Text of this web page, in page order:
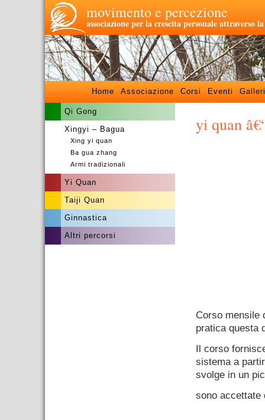
movimento e percezione
associazione per la crescita personale attraverso
Home Associazione Corsi Eventi
Qi Gong
Xingyi – Bagua
Xing yi quan
Ba gua zhang
Armi tradizionali
Yi Quan
Taiji Quan
Ginnastica
Altri percorsi
yi quan
Corso mensile
pratica questa
Il corso
sistema a
svolge in un
sono accettate